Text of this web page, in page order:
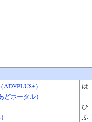
）
どポータル）
は
ひ
ふ